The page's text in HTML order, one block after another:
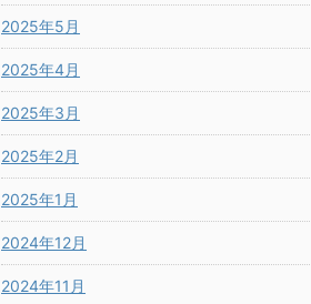
2025年5月
2025年4月
2025年3月
2025年2月
2025年1月
2024年12月
2024年11月